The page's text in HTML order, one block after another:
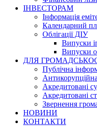
ІНВЕСТОРАМ
Інформація
Календарний
Облігації ДІУ
Випуски
Випуски
ДЛЯ
Публічна
Антикорупційна
Акредитовані
Акредитовані
Звернення
НОВИНИ
КОНТАКТИ